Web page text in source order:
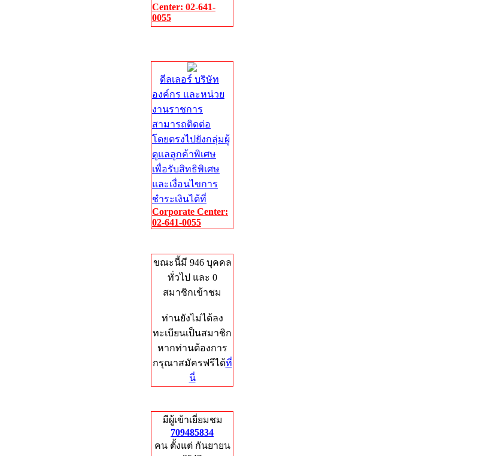
Center: 02-641-
0055
ดีลเลอร์ บริษัท
องค์กร และหน่วย
งานราชการ
สามารถติดต่อ
โดยตรงไปยังกลุ่มผู้
ดูแลลูกค้าพิเศษ
เพื่อรับสิทธิพิเศษ
และเงื่อนไขการ
ชำระเงินได้ที่
Corporate Center:
02-641-0055
ขณะนี้มี 946 บุคคล
ทั่วไป และ 0
สมาชิกเข้าชม
ท่านยังไม่ได้ลง
ทะเบียนเป็นสมาชิก
หากท่านต้องการ
กรุณาสมัครฟรีได้ที่
นี่
มีผู้เข้าเยี่ยมชม
709485834
คน ตั้งแต่ กันยายน